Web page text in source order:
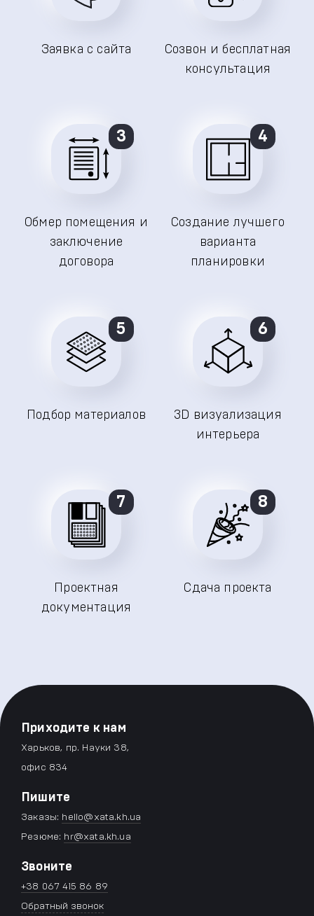
Заявка с сайта
Созвон и бесплатная
консультация
3
Обмер помещения и
заключение
договора
4
Создание лучшего
варианта
планировки
5
Подбор материалов
6
3D визуализация
интерьера
7
Проектная
документация
8
Сдача проекта
Приходите к нам
Харьков, пр. Науки 38,
офис 834
Пишите
Заказы: hello@xata.kh.ua
Резюме: hr@xata.kh.ua
Звоните
+38 067 415 86 89
Обратный звонок